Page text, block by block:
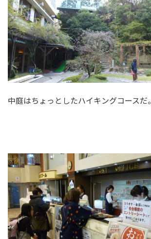
中庭はちょっとしたハイキングコースだ。